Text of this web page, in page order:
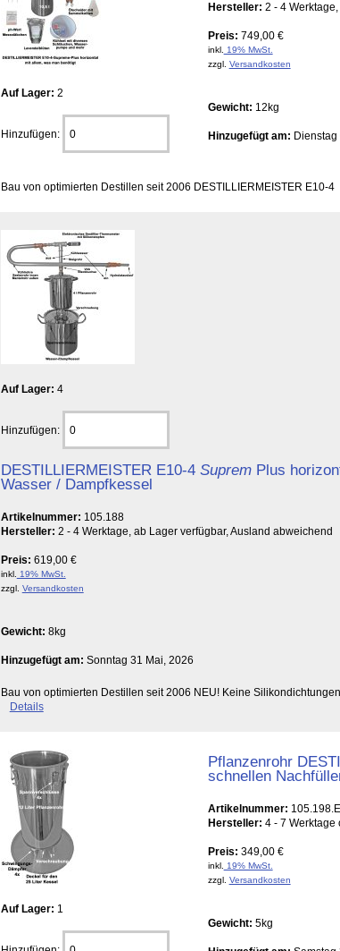
Auf Lager: 2
Hinzufügen:
Hersteller: 2 - 4
Preis: 749,00 €
inkl.
19% MwSt.
zzgl. Versandkosten
Gewicht: 12kg
Hinzugefügt am:
Bau von optimierten Destillen seit 2006 DESTILLIERMEISTER
Auf Lager: 4
Hinzufügen:
DESTILLIERMEISTER E10-4 SupremPlus
Wasser / Dampfkessel
Artikelnummer: 105.188
Hersteller: 2 - 4 Werktage, ab Lager verfügbar, Ausland abweichend
Preis: 619,00 €
inkl.
19% MwSt.
zzgl. Versandkosten
Gewicht: 8kg
Hinzugefügt am: Sonntag 31 Mai, 2026
Bau von optimierten Destillen seit 2006 NEU! Keine
Details
Auf Lager: 1
Pflanzenrohr
schnellen
Artikelnummer: 105.198.E
Hersteller: 4 - 7 Werktage
Preis: 349,00 €
inkl.
19% MwSt.
zzgl. Versandkosten
Gewicht: 5kg